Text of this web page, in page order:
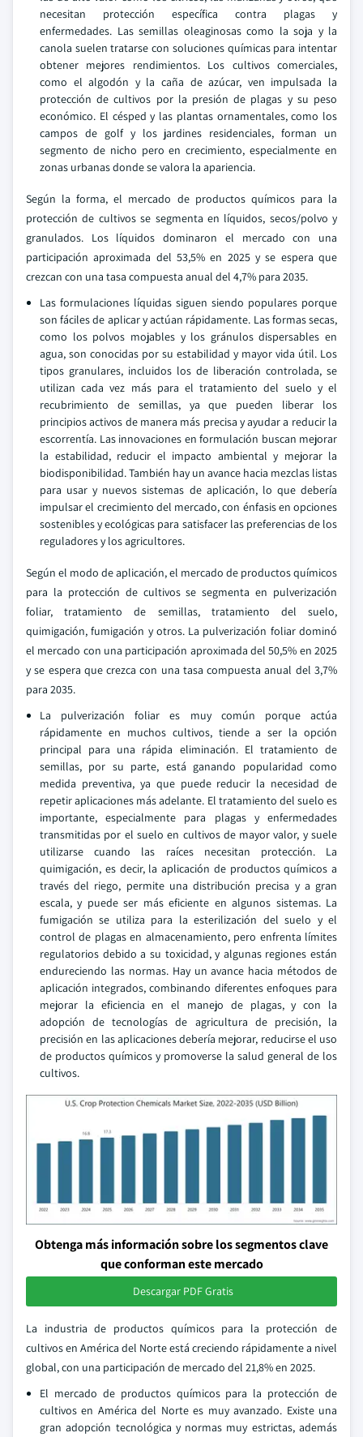
necesitan protección específica contra plagas y
enfermedades. Las semillas oleaginosas como la soja y la
canola suelen tratarse con soluciones químicas para intentar
obtener mejores rendimientos. Los cultivos comerciales,
como el algodón y la caña de azúcar, ven impulsada la
protección de cultivos por la presión de plagas y su peso
económico. El césped y las plantas ornamentales, como los
campos de golf y los jardines residenciales, forman un
segmento de nicho pero en crecimiento, especialmente en
zonas urbanas donde se valora la apariencia.
Según la forma, el mercado de productos químicos para la
protección de cultivos se segmenta en líquidos, secos/polvo y
granulados. Los líquidos dominaron el mercado con una
participación aproximada del 53,5% en 2025 y se espera que
crezcan con una tasa compuesta anual del 4,7% para 2035.
Las formulaciones líquidas siguen siendo populares porque
son fáciles de aplicar y actúan rápidamente. Las formas secas,
como los polvos mojables y los gránulos dispersables en
agua, son conocidas por su estabilidad y mayor vida útil. Los
tipos granulares, incluidos los de liberación controlada, se
utilizan cada vez más para el tratamiento del suelo y el
recubrimiento de semillas, ya que pueden liberar los
principios activos de manera más precisa y ayudar a reducir la
escorrentía. Las innovaciones en formulación buscan mejorar
la estabilidad, reducir el impacto ambiental y mejorar la
biodisponibilidad. También hay un avance hacia mezclas listas
para usar y nuevos sistemas de aplicación, lo que debería
impulsar el crecimiento del mercado, con énfasis en opciones
sostenibles y ecológicas para satisfacer las preferencias de los
reguladores y los agricultores.
Según el modo de aplicación, el mercado de productos químicos
para la protección de cultivos se segmenta en pulverización
foliar, tratamiento de semillas, tratamiento del suelo,
quimigación, fumigación y otros. La pulverización foliar dominó
el mercado con una participación aproximada del 50,5% en 2025
y se espera que crezca con una tasa compuesta anual del 3,7%
para 2035.
La pulverización foliar es muy común porque actúa
rápidamente en muchos cultivos, tiende a ser la opción
principal para una rápida eliminación. El tratamiento de
semillas, por su parte, está ganando popularidad como
medida preventiva, ya que puede reducir la necesidad de
repetir aplicaciones más adelante. El tratamiento del suelo es
importante, especialmente para plagas y enfermedades
transmitidas por el suelo en cultivos de mayor valor, y suele
utilizarse cuando las raíces necesitan protección. La
quimigación, es decir, la aplicación de productos químicos a
través del riego, permite una distribución precisa y a gran
escala, y puede ser más eficiente en algunos sistemas. La
fumigación se utiliza para la esterilización del suelo y el
control de plagas en almacenamiento, pero enfrenta límites
regulatorios debido a su toxicidad, y algunas regiones están
endureciendo las normas. Hay un avance hacia métodos de
aplicación integrados, combinando diferentes enfoques para
mejorar la eficiencia en el manejo de plagas, y con la
adopción de tecnologías de agricultura de precisión, la
precisión en las aplicaciones debería mejorar, reducirse el uso
de productos químicos y promoverse la salud general de los
cultivos.
Obtenga más información sobre los segmentos clave
que conforman este mercado
Descargar PDF Gratis
La industria de productos químicos para la protección de
cultivos en América del Norte está creciendo rápidamente a nivel
global, con una participación de mercado del 21,8% en 2025.
El mercado de productos químicos para la protección de
cultivos en América del Norte es muy avanzado. Existe una
gran adopción tecnológica y normas muy estrictas, además